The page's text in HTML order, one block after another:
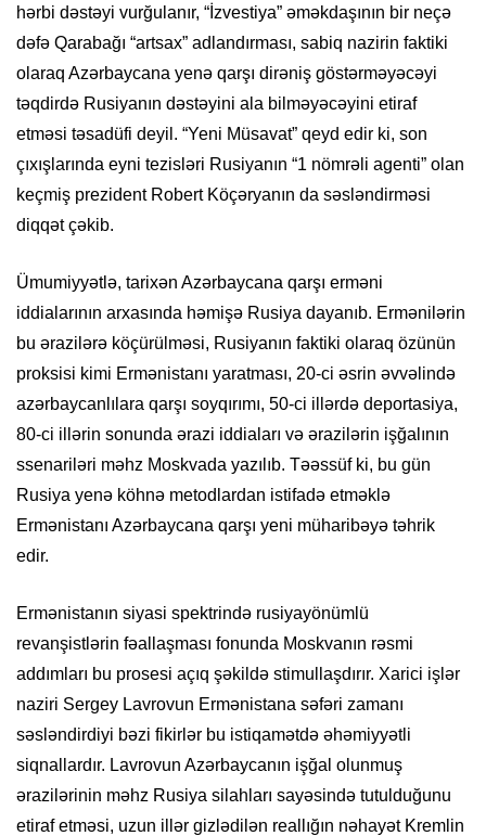
hərbi dəstəyi vurğulanır, “İzvestiya” əməkdaşının bir neçə
dəfə Qarabağı “artsax” adlandırması, sabiq nazirin faktiki
olaraq Azərbaycana yenə qarşı dirəniş göstərməyəcəyi
təqdirdə Rusiyanın dəstəyini ala bilməyəcəyini etiraf
etməsi təsadüfi deyil. “Yeni Müsavat” qeyd edir ki, son
çıxışlarında eyni tezisləri Rusiyanın “1 nömrəli agenti” olan
keçmiş prezident Robert Köçəryanın da səsləndirməsi
diqqət çəkib.
Ümumiyyətlə, tarixən Azərbaycana qarşı erməni
iddialarının arxasında həmişə Rusiya dayanıb. Ermənilərin
bu ərazilərə köçürülməsi, Rusiyanın faktiki olaraq özünün
proksisi kimi Ermənistanı yaratması, 20-ci əsrin əvvəlində
azərbaycanlılara qarşı soyqırımı, 50-ci illərdə deportasiya,
80-ci illərin sonunda ərazi iddiaları və ərazilərin işğalının
ssenariləri məhz Moskvada yazılıb. Təəssüf ki, bu gün
Rusiya yenə köhnə metodlardan istifadə etməklə
Ermənistanı Azərbaycana qarşı yeni müharibəyə təhrik
edir.
Ermənistanın siyasi spektrində rusiyayönümlü
revanşistlərin fəallaşması fonunda Moskvanın rəsmi
addımları bu prosesi açıq şəkildə stimullaşdırır. Xarici işlər
naziri Sergey Lavrovun Ermənistana səfəri zamanı
səsləndirdiyi bəzi fikirlər bu istiqamətdə əhəmiyyətli
siqnallardır. Lavrovun Azərbaycanın işğal olunmuş
ərazilərinin məhz Rusiya silahları sayəsində tutulduğunu
etiraf etməsi, uzun illər gizlədilən reallığın nəhayət Kremlin